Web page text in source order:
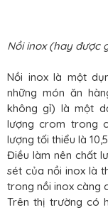
Nồi inox (hay được
Nồi inox là một
những món ăn
không gỉ) là một
lượng crom trong
lượng tối thiểu là
Điều làm nên chất
sét của nồi inox là
trong nồi inox càng
Trên thị trường có